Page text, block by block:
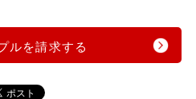
ルを請求する